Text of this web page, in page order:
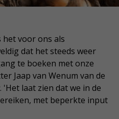
het voor ons als
dat het steeds weer
te boeken met onze
Jaap van Wenum van de
laat zien dat we in de
met beperkte input